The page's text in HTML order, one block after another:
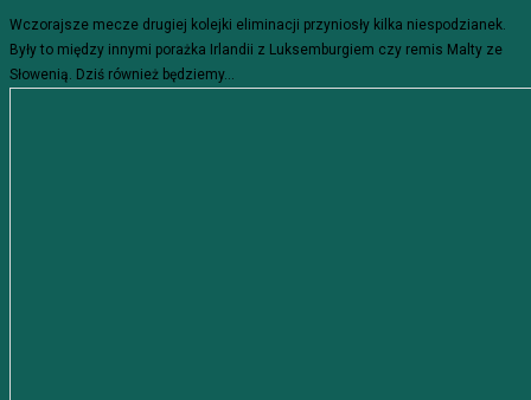
Wczorajsze mecze drugiej kolejki eliminacji przyniosły kilka niespodzianek.
Były to między innymi porażka Irlandii z Luksemburgiem czy remis Malty ze
Słowenią. Dziś również będziemy...